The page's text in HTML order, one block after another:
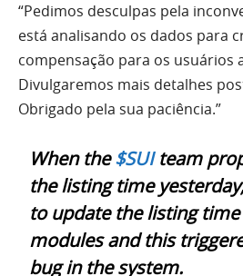
“Pedimos desculpas pela
está analisando os dados para
compensação para os usuários
Divulgaremos mais detalhes
Obrigado pela sua paciência.”
When the$SUIteam
the listing time
to update the listing
modules and this
bug in the system.